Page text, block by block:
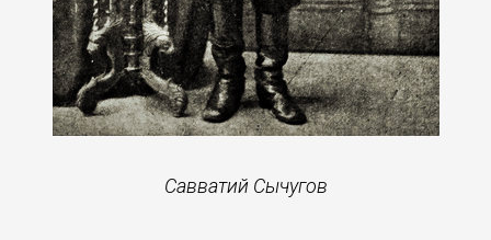
Савватий Сычугов